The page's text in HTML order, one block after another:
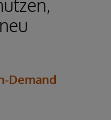
Demand